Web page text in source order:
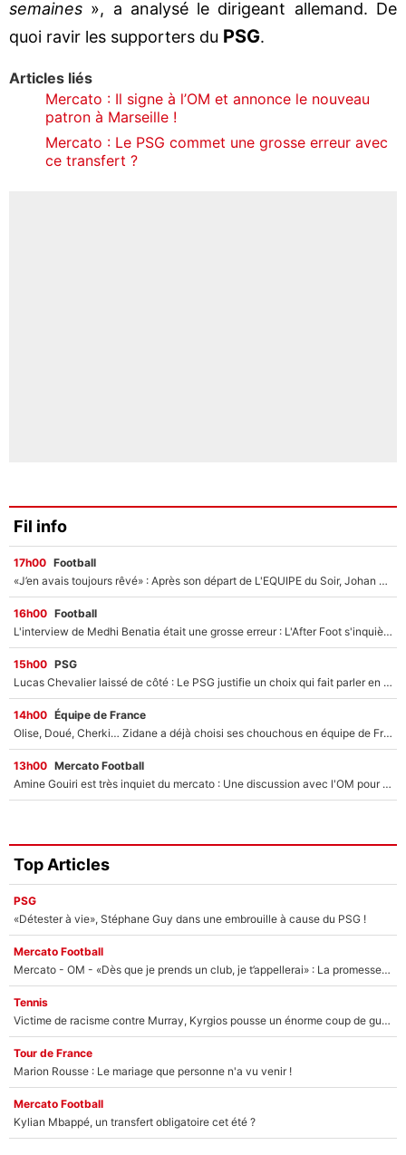
semaines », a analysé le dirigeant allemand. De
quoi ravir les supporters du PSG.
Articles liés
Mercato : Il signe à l’OM et annonce le nouveau
patron à Marseille !
Mercato : Le PSG commet une grosse erreur avec
ce transfert ?
Fil info
17h00 Football
«J’en avais toujours rêvé» : Après son départ de L'EQUIPE du Soir, Johan Micoud va rebondir avec une activité «confidentielle»
16h00 Football
L'interview de Medhi Benatia était une grosse erreur : L'After Foot s'inquiète pour l'avenir de l'ancien dirigeant de l'OM qui pourrait rester longtemps au chômage
15h00 PSG
Lucas Chevalier laissé de côté : Le PSG justifie un choix qui fait parler en plein mercato
14h00 Équipe de France
Olise, Doué, Cherki… Zidane a déjà choisi ses chouchous en équipe de France ? L’IA annonce des surprises sans Kylian Mbappé !
13h00 Mercato Football
Amine Gouiri est très inquiet du mercato : Une discussion avec l'OM pour acter son transfert !
Top Articles
PSG
«Détester à vie», Stéphane Guy dans une embrouille à cause du PSG !
Mercato Football
Mercato - OM - «Dès que je prends un club, je t’appellerai» : La promesse de Marcelino au moment de claquer la porte
Tennis
Victime de racisme contre Murray, Kyrgios pousse un énorme coup de gueule !
Tour de France
Marion Rousse : Le mariage que personne n'a vu venir !
Mercato Football
Kylian Mbappé, un transfert obligatoire cet été ?